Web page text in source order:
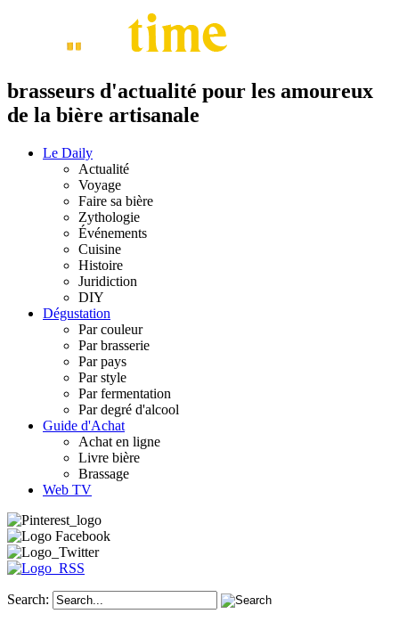
brasseurs d'actualité pour les amoureux
de la bière artisanale
Le Daily
Actualité
Voyage
Faire sa bière
Zythologie
Événements
Cuisine
Histoire
Juridiction
DIY
Dégustation
Par couleur
Par brasserie
Par pays
Par style
Par fermentation
Par degré d'alcool
Guide d'Achat
Achat en ligne
Livre bière
Brassage
Web TV
Search: